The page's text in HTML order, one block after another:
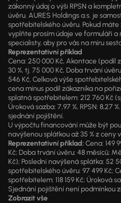
zákonný údaj o výši RPSN a
úvěru. AURES Holdings a.s. je
spotřebitelského úvěru. Pokud
vyplňte prosím údaje ve formuláři
specialisty, aby pro vás na míru
Reprezentativní příklad
Cena: 250 000 Kč, Akontace (podíl
30 %, tj. 75 000 Kč, Doba trvání
546 Kč, Celková výše
cena mínus podíl zákazníka na
splatná spotřebitelem: 212 760 Kč
Úroková sazba: 7,97 %, RPSN: 8,27
sjednání pojištění.
U výpočtu financování může být
navýšenou splátkou až 35 % z ceny
Reprezentativní příklad:Cena: 149
Kč; Doba trvání úvěru: 48 měsíců;
Kč); Poslední navýšená splátka: 52
spotřebitelského úvěru: 97 499 Kč;
spotřebitelem: 118 159 Kč; Úroková
Sjednání pojištění není podmínkou
Zobrazit vše